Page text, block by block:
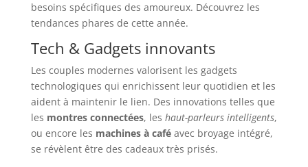
besoins spécifiques des amoureux. Découvrez les
tendances phares de cette année.
Tech & Gadgets innovants
Les couples modernes valorisent les gadgets
technologiques qui enrichissent leur quotidien et les
aident à maintenir le lien. Des innovations telles que
les montres connectées, les haut-parleurs intelligents,
ou encore les machines à caféavec broyage intégré,
se révèlent être des cadeaux très prisés.